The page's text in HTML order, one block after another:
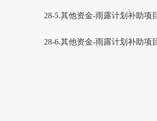
28-5.其他资金-雨露计划补助项
28-6.其他资金-雨露计划补助项